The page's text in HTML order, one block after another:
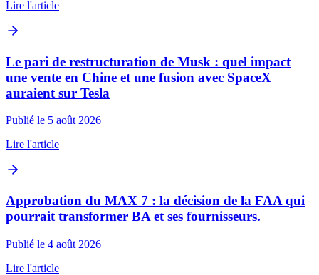
Lire l'article
Le pari de restructuration de Musk : quel impact
une vente en Chine et une fusion avec SpaceX
auraient sur Tesla
Publié le 5 août 2026
Lire l'article
Approbation du MAX 7 : la décision de la FAA qui
pourrait transformer BA et ses fournisseurs.
Publié le 4 août 2026
Lire l'article